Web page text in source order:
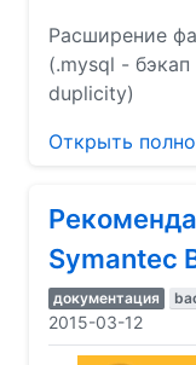
Расширение
(.mysql -
duplicity)
Открыть
Symantec
документация
2015-03-12